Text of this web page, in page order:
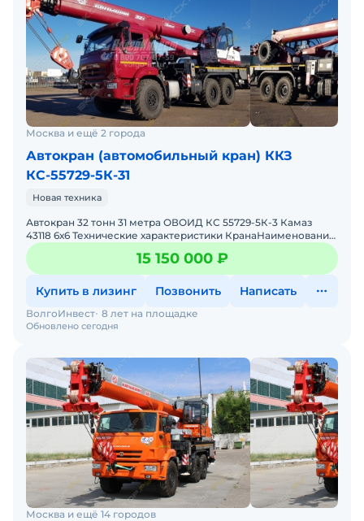
Москва и ещё 2 города
Автокран (автомобильный кран) ККЗ
КС-55729-5К-31
Новая техника
Автокран 32 тонн 31 метра ОВОИД КС 55729-5К-3 Камаз
43118 6х6 Технические характеристики КранаНаименование
показателейЗначениеМаксимальный грузовой момент,
т&mi
15 150 000 ₽
Купить в лизинг Позвонить Написать
Обновлено сегодня
ВолгоИнвест 8 лет на площадке
Москва и ещё 14 городов